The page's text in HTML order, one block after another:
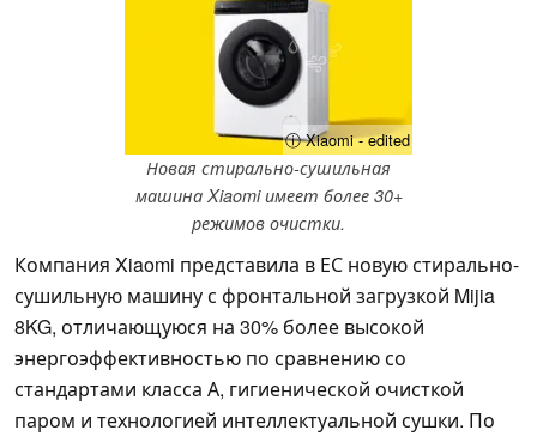
ⓘ Xiaomi - edited
Новая стирально-сушильная
машина Xiaomi имеет более 30+
режимов очистки.
Компания Xiaomi представила в ЕС новую стирально-
сушильную машину с фронтальной загрузкой Mijia
8KG, отличающуюся на 30% более высокой
энергоэффективностью по сравнению со
стандартами класса А, гигиенической очисткой
паром и технологией интеллектуальной сушки. По